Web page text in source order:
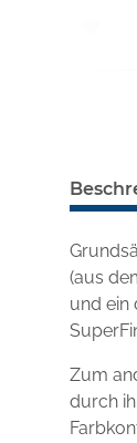
(aus
und ein
Zum
durch